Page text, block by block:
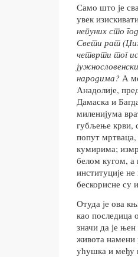
Само што је
увек
непуних сто
Свети рат
четврти тог
народима? А
Анадолије,
Дамаска и
миленијума
губљење крви,
попут
кумирима;
белом кугом, а
институције
бескорисне су
Отуда је ова
као последица
значи да је
живота намени
ућушка и међу